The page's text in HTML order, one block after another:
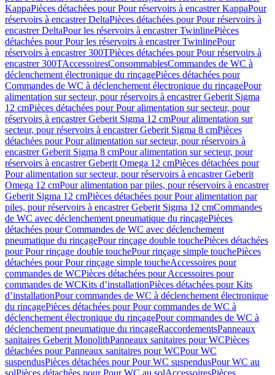
KappaPièces détachées pour Pour réservoirs à encastrer KappaPour
réservoirs à encastrer DeltaPièces détachées pour Pour réservoirs à
encastrer DeltaPour les réservoirs à encastrer TwinlinePièces
détachées pour Pour les réservoirs à encastrer TwinlinePour
réservoirs à encastrer 300TPièces détachées pour Pour réservoirs à
encastrer 300TAccessoiresConsommablesCommandes de WC à
déclenchement électronique du rinçagePièces détachées pour
Commandes de WC à déclenchement électronique du rinçagePour
alimentation sur secteur, pour réservoirs à encastrer Geberit Sigma
12 cmPièces détachées pour Pour alimentation sur secteur, pour
réservoirs à encastrer Geberit Sigma 12 cmPour alimentation sur
secteur, pour réservoirs à encastrer Geberit Sigma 8 cmPièces
détachées pour Pour alimentation sur secteur, pour réservoirs à
encastrer Geberit Sigma 8 cmPour alimentation sur secteur, pour
réservoirs à encastrer Geberit Omega 12 cmPièces détachées pour
Pour alimentation sur secteur, pour réservoirs à encastrer Geberit
Omega 12 cmPour alimentation par piles, pour réservoirs à encastrer
Geberit Sigma 12 cmPièces détachées pour Pour alimentation par
piles, pour réservoirs à encastrer Geberit Sigma 12 cmCommandes
de WC avec déclenchement pneumatique du rinçagePièces
détachées pour Commandes de WC avec déclenchement
pneumatique du rinçagePour rinçage double touchePièces détachées
pour Pour rinçage double touchePour rinçage simple touchePièces
détachées pour Pour rinçage simple toucheAccessoires pour
commandes de WCPièces détachées pour Accessoires pour
commandes de WCKits d’installationPièces détachées pour Kits
d’installationPour commandes de WC à déclenchement électronique
du rinçagePièces détachées pour Pour commandes de WC à
déclenchement électronique du rinçagePour commandes de WC à
déclenchement pneumatique du rinçageRaccordementsPanneaux
sanitaires Geberit MonolithPanneaux sanitaires pour WCPièces
détachées pour Panneaux sanitaires pour WCPour WC
suspendusPièces détachées pour Pour WC suspendusPour WC au
solPièces détachées pour Pour WC au solAccessoiresPièces